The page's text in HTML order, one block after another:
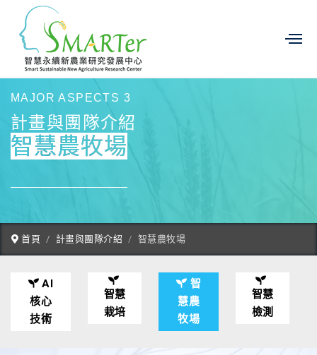
MAJOR ASPECTS 3
計畫與團隊介紹
智慧農牧場
首頁 計畫與團隊介紹 智慧農牧場
AI
核心
技術
智慧
栽培
智
慧農
牧場
智慧
檢測